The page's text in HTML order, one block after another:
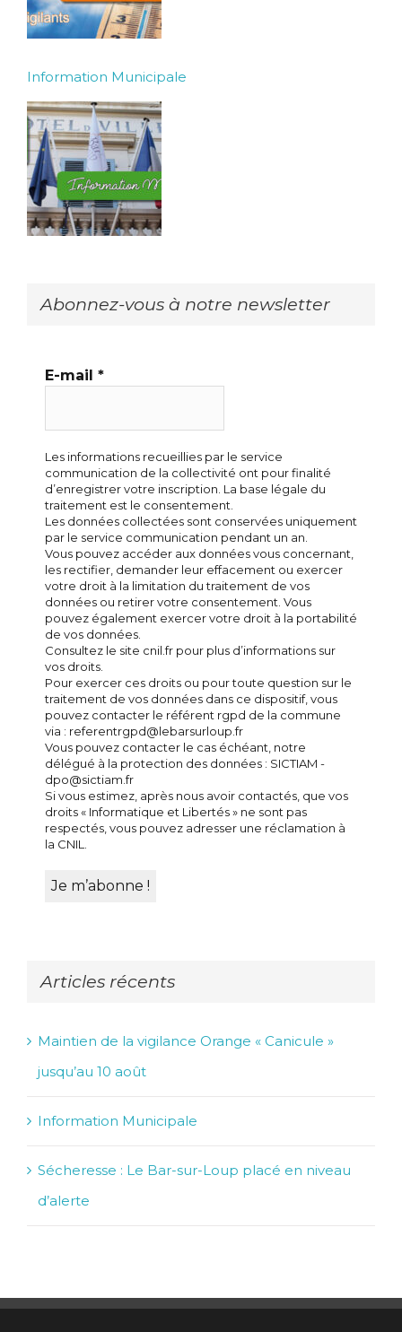
Information Municipale
Abonnez-vous à notre newsletter
E-mail *
Les informations recueillies par le service
communication de la collectivité ont pour finalité
d’enregistrer votre inscription. La base légale du
traitement est le consentement.
Les données collectées sont conservées uniquement
par le service communication pendant un an.
Vous pouvez accéder aux données vous concernant,
les rectifier, demander leur effacement ou exercer
votre droit à la limitation du traitement de vos
données ou retirer votre consentement. Vous
pouvez également exercer votre droit à la portabilité
de vos données.
Consultez le site cnil.fr pour plus d’informations sur
vos droits.
Pour exercer ces droits ou pour toute question sur le
traitement de vos données dans ce dispositif, vous
pouvez contacter le référent rgpd de la commune
via : referentrgpd@lebarsurloup.fr
Vous pouvez contacter le cas échéant, notre
délégué à la protection des données : SICTIAM -
dpo@sictiam.fr
Si vous estimez, après nous avoir contactés, que vos
droits « Informatique et Libertés » ne sont pas
respectés, vous pouvez adresser une réclamation à
la CNIL.
Articles récents
Maintien de la vigilance Orange « Canicule »
jusqu’au 10 août
Information Municipale
Sécheresse : Le Bar-sur-Loup placé en niveau
d’alerte